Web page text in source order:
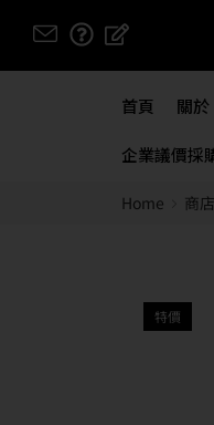
首頁 關於
企業議價採
Home 商店
特價